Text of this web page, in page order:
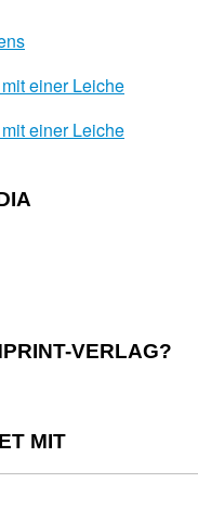
einer Leiche
einer Leiche
VERLAG?
MIT